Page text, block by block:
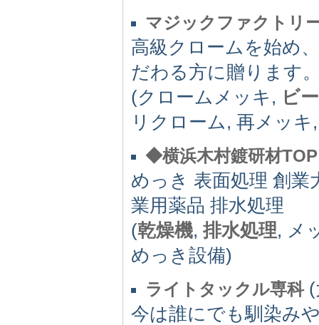
マジックファクトリ
高級クロームを始め
だわる方に贈ります
(クロームメッキ, ビ
リクローム, 再メッ
◆横浜木村鍍研材TOP
めっき 表面処理 創業
業用薬品 排水処理
(乾燥機, 排水処理, メ
めっき設備)
ライトタックル専科(
今は誰にでも馴染み